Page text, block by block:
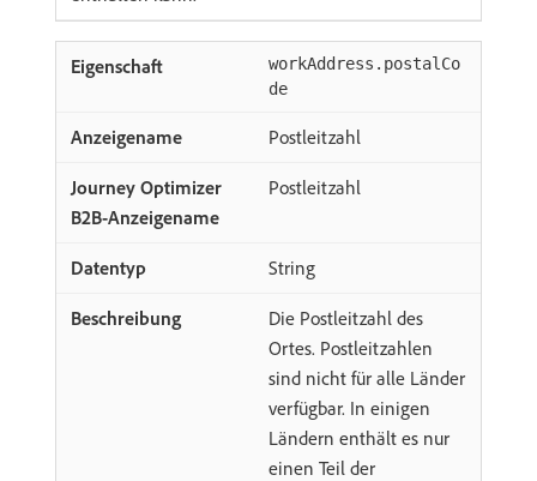
workAddress.postalCo
de
Postleitzahl
Postleitzahl
String
Die Postleitzahl des
Ortes. Postleitzahlen
sind nicht für alle Länder
verfügbar. In einigen
Ländern enthält es nur
einen Teil der